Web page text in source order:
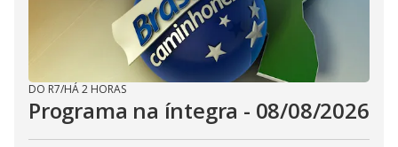
DO R7/HÁ 2 HORAS
Programa na íntegra - 08/08/2026